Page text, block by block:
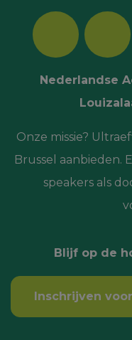
Nederlandse
Onze missie?
Brussel aanbieden.
speakers als
Blijf op de
Inschrijven